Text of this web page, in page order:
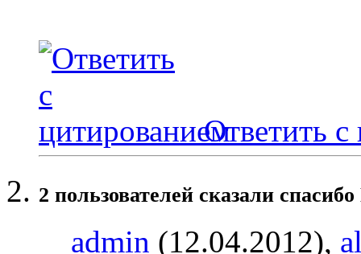
Ответить с
2 пользователей сказали
admin (12.04.2012),